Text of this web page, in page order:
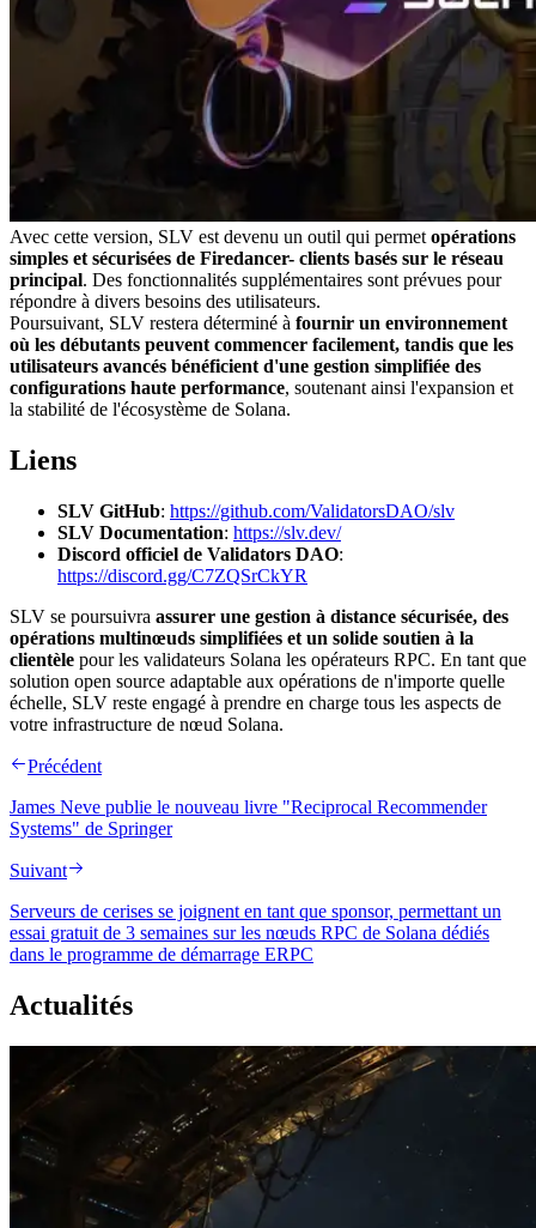
Avec cette version, SLV est devenu un outil qui permet opérations
simples et sécurisées de Firedancer- clients basés sur le réseau
principal. Des fonctionnalités supplémentaires sont prévues pour
répondre à divers besoins des utilisateurs.
Poursuivant, SLV restera déterminé à fournir un environnement
où les débutants peuvent commencer facilement, tandis que les
utilisateurs avancés bénéficient d'une gestion simplifiée des
configurations haute performance, soutenant ainsi l'expansion et
la stabilité de l'écosystème de Solana.
Liens
SLV GitHub: https://github.com/ValidatorsDAO/slv
SLV Documentation: https://slv.dev/
Discord officiel de Validators DAO:
https://discord.gg/C7ZQSrCkYR
SLV se poursuivra assurer une gestion à distance sécurisée, des
opérations multinœuds simplifiées et un solide soutien à la
clientèle pour les validateurs Solana les opérateurs RPC. En tant que
solution open source adaptable aux opérations de n'importe quelle
échelle, SLV reste engagé à prendre en charge tous les aspects de
votre infrastructure de nœud Solana.
Précédent
James Neve publie le nouveau livre "Reciprocal Recommender
Systems" de Springer
Suivant
Serveurs de cerises se joignent en tant que sponsor, permettant un
essai gratuit de 3 semaines sur les nœuds RPC de Solana dédiés
dans le programme de démarrage ERPC
Actualités